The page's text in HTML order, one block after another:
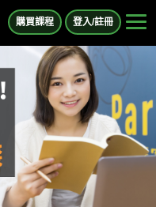
購買課程 登入/註冊